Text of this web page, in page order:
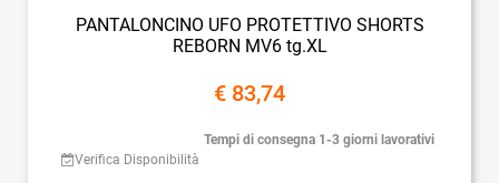
PANTALONCINO UFO PROTETTIVO SHORTS
REBORN MV6 tg.XL
€ 83,74
Verifica Disponibilità
Tempi di consegna 1-3 giorni lavorativi